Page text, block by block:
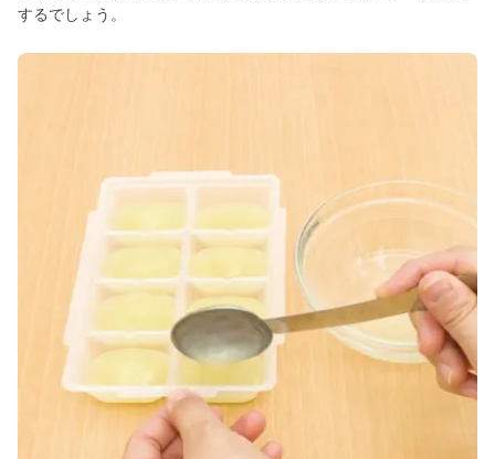
するでしょう。